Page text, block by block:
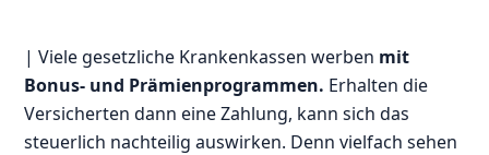
| Viele gesetzliche Krankenkassen werben mit
Bonus- und Prämienprogrammen. Erhalten die
Versicherten dann eine Zahlung, kann sich das
steuerlich nachteilig auswirken. Denn vielfach sehen